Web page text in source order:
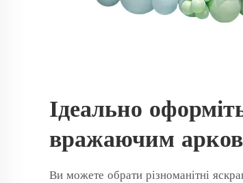
Ідеально
вражаючим
Ви можете обрати різноманітні